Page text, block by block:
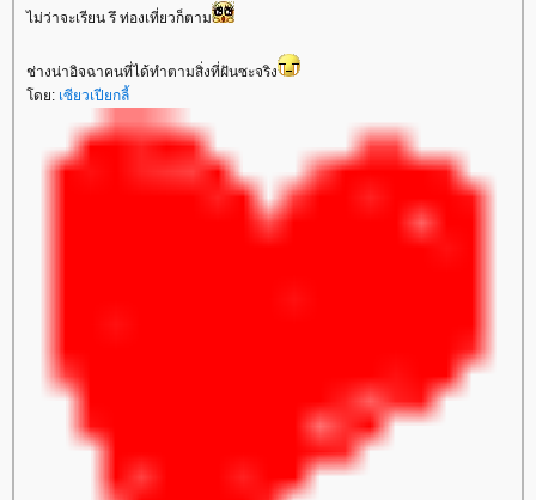
ไม่ว่าจะเรียน รึ ท่องเที่ยวก็ตาม
ช่างน่าอิจฉาคนที่ได้ทำตามสิ่งที่ฝันซะจริง
ดย: เซียวเปียกลี้